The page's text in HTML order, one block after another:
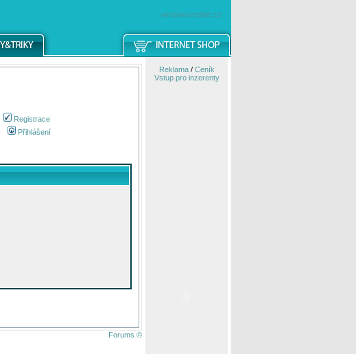
windowsmobile.cz
Registrace
Přihlášení
Forums ©
Reklama/ Ceník
Vstup pro inzerenty